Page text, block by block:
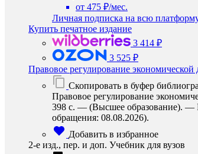
от 475 ₽/мес.
Личная подписка на всю
Купить печатное издание
3 414 ₽
3 525 ₽
Правовое регулирование экономической
Скопировать в буфер
Правовое регулирование
398 с. — (Высшее образование). —
обращения: 08.08.2026).
Добавить в избранное
2-е изд., пер. и доп. Учебник для вузов